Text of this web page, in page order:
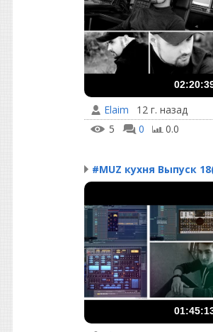
Elaim
12 г. назад
5
0 0.0
#MUZ кухня Выпуск